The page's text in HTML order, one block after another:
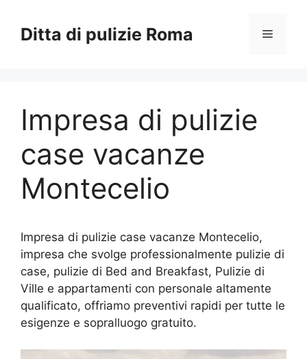
contenuto
Ditta di pulizie Roma Menu
Impresa di pulizie
case vacanze
Montecelio
Impresa di pulizie case vacanze Montecelio,
impresa che svolge professionalmente pulizie di
case, pulizie di Bed and Breakfast, Pulizie di
Ville e appartamenti con personale altamente
qualificato, offriamo preventivi rapidi per tutte le
esigenze e sopralluogo gratuito.